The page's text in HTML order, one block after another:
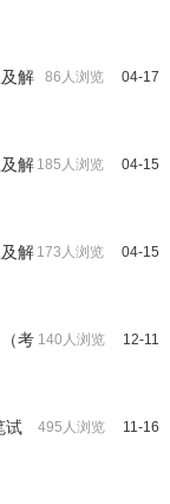
04-17
86人浏览
解
04-15
185人浏览
解
04-15
173人浏览
解
12-11
140人浏览
考
11-16
495人浏览
试